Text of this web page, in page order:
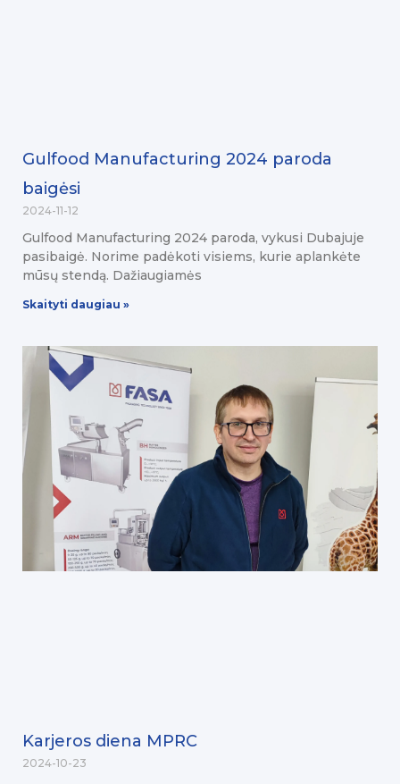
Gulfood Manufacturing 2024 paroda
baigėsi
2024-11-12
Gulfood Manufacturing 2024 paroda, vykusi Dubajuje
pasibaigė. Norime padėkoti visiems, kurie aplankėte
mūsų stendą. Dažiaugiamės
Skaityti daugiau »
Karjeros diena MPRC
2024-10-23